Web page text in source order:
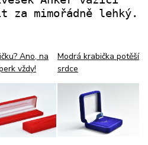
za mimořádně lehký.
Ano, na
vždy!
Modrá krabička potěší
srdce